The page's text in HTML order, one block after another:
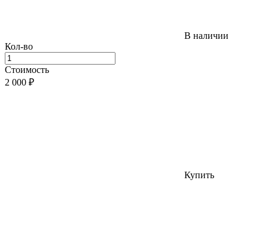
В наличии
Кол-во
Стоимость
2 000 ₽
Купить